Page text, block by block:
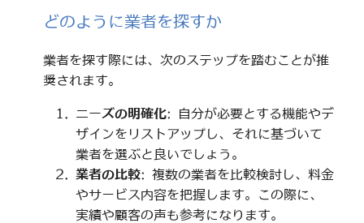
どのように業者を探すか
業者を探す際には、次のステップを踏むことが推
奨されます。
ニーズの明確化: 自分が必要とする機能やデ
ザインをリストアップし、それに基づいて
業者を選ぶと良いでしょう。
業者の比較: 複数の業者を比較検討し、料金
やサービス内容を把握します。この際に、
実績や顧客の声も参考になります。